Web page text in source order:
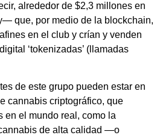
alrededor de $2,3 millones en
que, por medio de la blockchain,
en el club y crían y venden
‘tokenizadas’ (llamadas
de este grupo pueden estar en
cannabis criptográfico, que
en el mundo real, como la
de alta calidad —o